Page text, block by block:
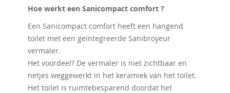
Hoe werkt een Sanicompact comfort ?
Een Sanicompact comfort heeft een hangend
toilet met een geïntegreerde Sanibroyeur
vermaler.
Het voordeel? De vermaler is niet zichtbaar en
netjes weggewerkt in het keramiek van het toilet.
Het toilet is ruimtebesparend doordat het